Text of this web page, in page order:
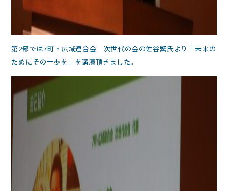
第2部では7町・広域連合会 次世代の会の佐谷繁氏より「未来の
ためにその一歩を」を講演頂きました。